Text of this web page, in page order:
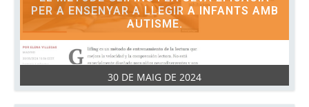
30 DE MAIG DE 2024
PER A ENSENYAR A LLEGIR A INFANTS AMB
AUTISME.